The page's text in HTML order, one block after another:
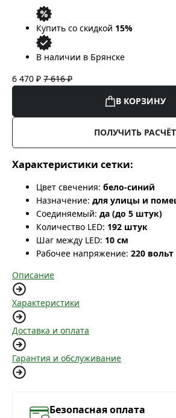
Купить со скидкой 15%
В наличии в Брянске
6 470 ₽ 7 616 ₽
В КОРЗИНУ
ПОЛУЧИТЬ РАСЧЁТ
Характеристики сетки:
Цвет свечения: бело-синий
Назначение: для улицы и
Соединяемый: да (до 5 штук)
Количество LED: 192 штук
Шаг между LED: 10 см
Рабочее напряжение: 220 вольт
Описание
Характеристики
Доставка и оплата
Гарантия и обслуживание
Безопасная оплата